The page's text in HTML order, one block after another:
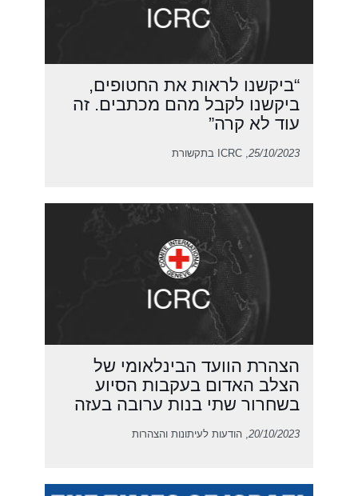
“ביקשנו לראות את החטופים,
ביקשנו לקבל מהם מכתבים. זה
עוד לא קרה”
25/10/2023, ICRC בתקשורת
הצהרת הוועד הבינלאומי של
הצלב האדום בעקבות הסיוע
בשחרור שתי בנות ערובה בעזה
20/10/2023, הודעות לעיתונות והצהרות